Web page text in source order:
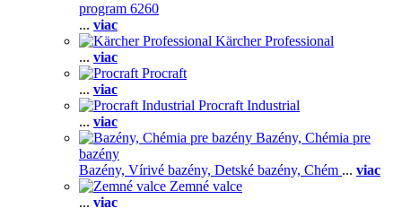
program 6260
... viac
Kärcher Professional
... viac
Procraft
... viac
Procraft Industrial
... viac
Bazény, Chémia pre
bazény
Bazény, Vírivé bazény, Detské bazény, Chém ... viac
Zemné valce
... viac